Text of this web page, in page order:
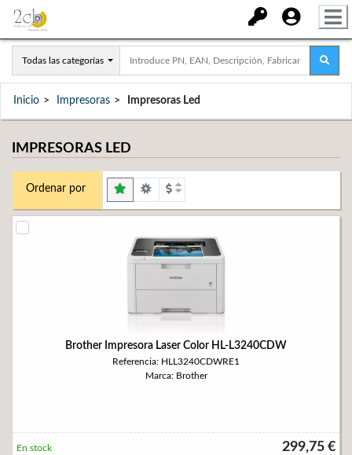
Todas las categorías
Inicio Impresoras Impresoras Led
IMPRESORAS LED
Ordenar por
Brother Impresora Laser Color HL-L3240CDW
Referencia: HLL3240CDWRE1
Marca: Brother
299,75 €
En stock